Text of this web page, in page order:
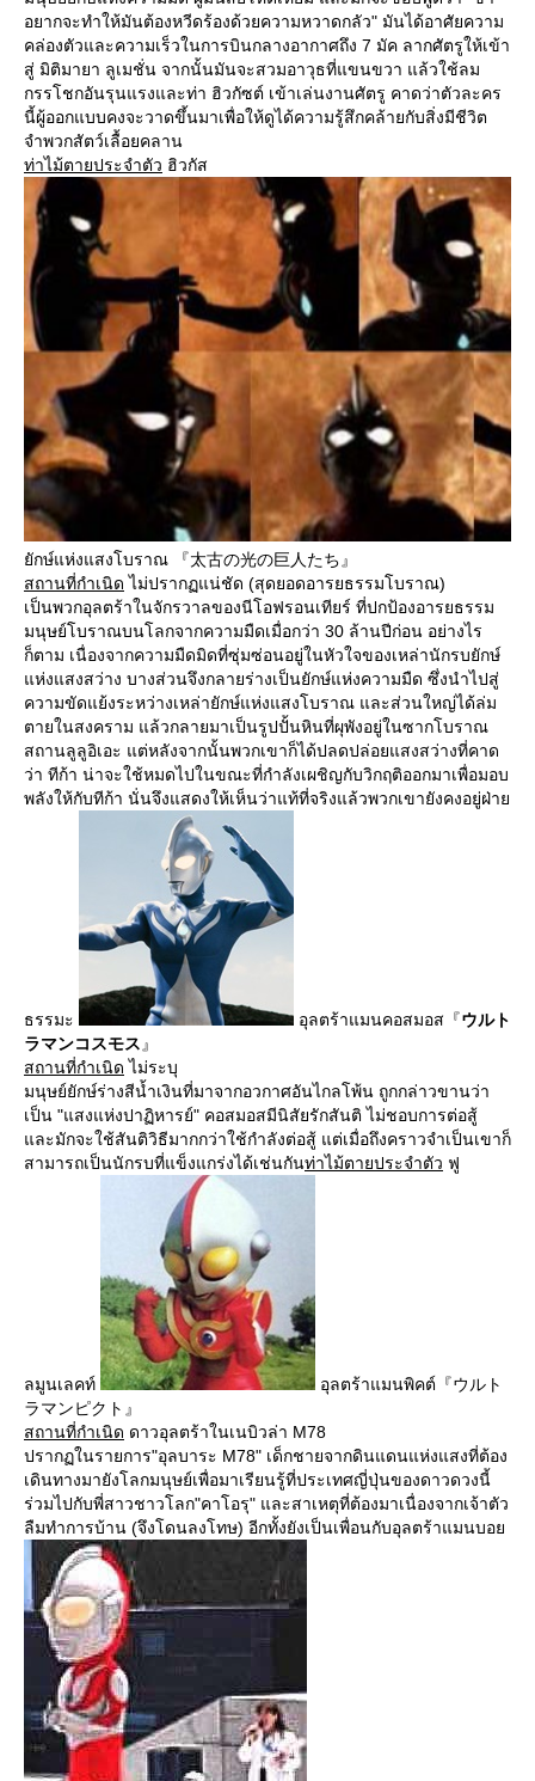
อยากจะทำให้มันต้องหวีดร้องด้วยความหวาดกลัว" มันได้อาศัยความ
คล่องตัวและความเร็วในการบินกลางอากาศถึง 7 มัค ลากศัตรูให้เข้า
สู่ มิติมายา ลูเมชั่น จากนั้นมันจะสวมอาวุธที่แขนขวา แล้วใช้ลม
กรรโชกอันรุนแรงและท่า ฮิวกัซต์ เข้าเล่นงานศัตรู คาดว่าตัวละคร
นี้ผู้ออกแบบคงจะวาดขึ้นมาเพื่อให้ดูได้ความรู้สึกคล้ายกับสิ่งมีชีวิต
จำพวกสัตว์เลื้อยคลาน
ท่าไม้ตายประจำตัว ฮิวกัส
ยักษ์แห่งแสงโบราณ 『太古の光の巨人たち』
สถานที่กำเนิด ไม่ปรากฏแน่ชัด (สุดยอดอารยธรรมโบราณ)
เป็นพวกอุลตร้าในจักรวาลของนีโอฟรอนเทียร์ ที่ปกป้องอารยธรรม
มนุษย์โบราณบนโลกจากความมืดเมื่อกว่า 30 ล้านปีก่อน อย่างไร
ก็ตาม เนื่องจากความมืดมิดที่ซุ่มซ่อนอยู่ในหัวใจของเหล่านักรบยักษ์
แห่งแสงสว่าง บางส่วนจึงกลายร่างเป็นยักษ์แห่งความมืด ซึ่งนำไปสู่
ความขัดแย้งระหว่างเหล่ายักษ์แห่งแสงโบราณ และส่วนใหญ่ได้ล่ม
ตายในสงคราม แล้วกลายมาเป็นรูปปั้นหินที่ผุพังอยู่ในซากโบราณ
สถานลูลูอิเอะ แต่หลังจากนั้นพวกเขาก็ได้ปลดปล่อยแสงสว่างที่คาด
ว่า ทีก้า น่าจะใช้หมดไปในขณะที่กำลังเผชิญกับวิกฤติออกมาเพื่อมอบ
พลังให้กับทีก้า นั่นจึงแสดงให้เห็นว่าแท้ที่จริงแล้วพวกเขายังคงอยู่ฝ่าย
ธรรมะ อุลตร้าแมนคอสมอส『ウルト
ラマンコスモス』
สถานที่กำเนิด ไม่ระบุ
มนุษย์ยักษ์ร่างสีน้ำเงินที่มาจากอวกาศอันไกลโพ้น ถูกกล่าวขานว่า
เป็น "แสงแห่งปาฏิหารย์" คอสมอสมีนิสัยรักสันติ ไม่ชอบการต่อสู้
และมักจะใช้สันติวิธีมากกว่าใช้กำลังต่อสู้ แต่เมื่อถึงคราวจำเป็นเขาก็
สามารถเป็นนักรบที่แข็งแกร่งได้เช่นกันท่าไม้ตายประจำตัว ฟู
ลมูนเลคท์
อุลตร้าแมนพิคต์『ウルト
ラマンピクト』
สถานที่กำเนิด ดาวอุลตร้าในเนบิวล่า M78
ปรากฏในรายการ"อุลบาระ M78" เด็กชายจากดินแดนแห่งแสงที่ต้อง
เดินทางมายังโลกมนุษย์เพื่อมาเรียนรู้ที่ประเทศญี่ปุ่นของดาวดวงนี้
ร่วมไปกับพี่สาวชาวโลก"คาโอรุ" และสาเหตุที่ต้องมาเนื่องจากเจ้าตัว
ลืมทำการบ้าน (จึงโดนลงโทษ) อีกทั้งยังเป็นเพื่อนกับอุลตร้าแมนบอย